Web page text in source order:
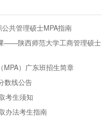
共管理硕士MPA指南
——陕西师范大学工商管理硕士
MPA）广东班招生简章
数线公告
考生须知
办法考生指南